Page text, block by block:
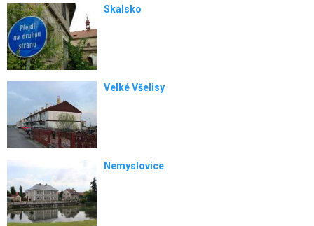
Skalsko
Velké Všelisy
Nemyslovice